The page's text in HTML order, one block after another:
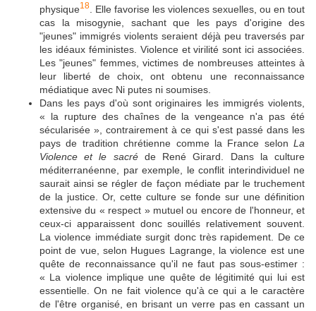
physique18
. Elle favorise les violences sexuelles, ou en tout
cas la misogynie, sachant que les pays d'origine des
"jeunes" immigrés violents seraient déjà peu traversés par
les idéaux féministes. Violence et virilité sont ici associées.
Les "jeunes" femmes, victimes de nombreuses atteintes à
leur liberté de choix, ont obtenu une reconnaissance
médiatique avec Ni putes ni soumises.
Dans les pays d'où sont originaires les immigrés violents,
« la rupture des chaînes de la vengeance n'a pas été
sécularisée », contrairement à ce qui s'est passé dans les
pays de tradition chrétienne comme la France selon La
Violence et le sacréde René Girard. Dans la culture
méditerranéenne, par exemple, le conflit interindividuel ne
saurait ainsi se régler de façon médiate par le truchement
de la justice. Or, cette culture se fonde sur une définition
extensive du « respect » mutuel ou encore de l'honneur, et
ceux-ci apparaissent donc souillés relativement souvent.
La violence immédiate surgit donc très rapidement. De ce
point de vue, selon Hugues Lagrange, la violence est une
quête de reconnaissance qu'il ne faut pas sous-estimer :
« La violence implique une quête de légitimité qui lui est
essentielle. On ne fait violence qu'à ce qui a le caractère
de l'être organisé, en brisant un verre pas en cassant un